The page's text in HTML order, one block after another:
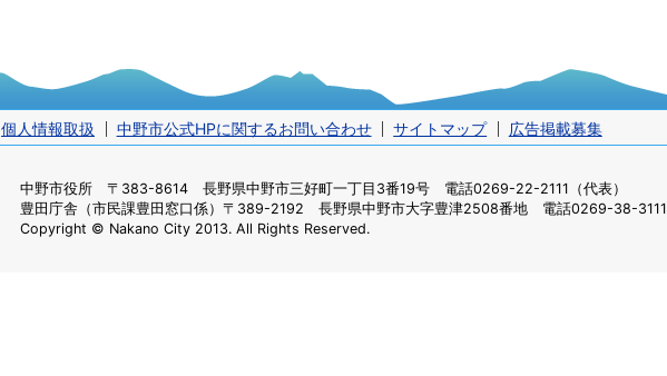
個人情報取扱 中野市公式HPに関するお問い合わせ サイトマップ 広告掲載募集
中野市役所 〒383-8614 長野県中野市三好町一丁目3番19号 電話0269-22-2111（代表）
豊田庁舎（市民課豊田窓口係） 〒389-2192 長野県中野市大字豊津2508番地 電話0269-38-3111
Copyright © Nakano City 2013. All Rights Reserved.